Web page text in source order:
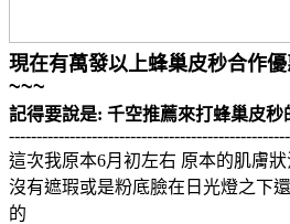
現在有萬發以上蜂巢皮秒合作
~~~
記得要說是: 千空推薦來打蜂巢皮秒
這次我原本6月初左右 原本的肌膚狀
沒有遮瑕或是粉底臉在日光燈之下
的